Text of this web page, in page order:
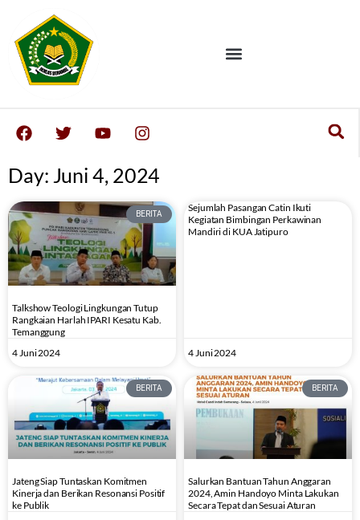
Day: Juni 4, 2024
BERITA
Talkshow Teologi Lingkungan Tutup
Rangkaian Harlah IPARI Kesatu Kab.
Temanggung
4 Juni 2024
Sejumlah Pasangan Catin Ikuti
Kegiatan Bimbingan Perkawinan
Mandiri di KUA Jatipuro
4 Juni 2024
BERITA
Jateng Siap Tuntaskan Komitmen
Kinerja dan Berikan Resonansi Positif
ke Publik
BERITA
Salurkan Bantuan Tahun Anggaran
2024, Amin Handoyo Minta Lakukan
Secara Tepat dan Sesuai Aturan